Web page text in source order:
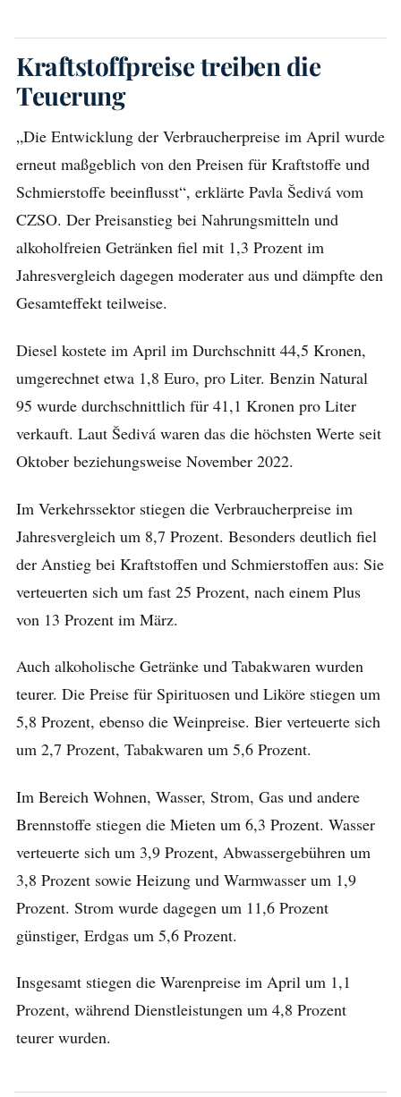
Kraftstoffpreise treiben die
Teuerung
„Die Entwicklung der Verbraucherpreise im April wurde
erneut maßgeblich von den Preisen für Kraftstoffe und
Schmierstoffe beeinflusst“, erklärte Pavla Šedivá vom
CZSO. Der Preisanstieg bei Nahrungsmitteln und
alkoholfreien Getränken fiel mit 1,3 Prozent im
Jahresvergleich dagegen moderater aus und dämpfte den
Gesamteffekt teilweise.
Diesel kostete im April im Durchschnitt 44,5 Kronen,
umgerechnet etwa 1,8 Euro, pro Liter. Benzin Natural
95 wurde durchschnittlich für 41,1 Kronen pro Liter
verkauft. Laut Šedivá waren das die höchsten Werte seit
Oktober beziehungsweise November 2022.
Im Verkehrssektor stiegen die Verbraucherpreise im
Jahresvergleich um 8,7 Prozent. Besonders deutlich fiel
der Anstieg bei Kraftstoffen und Schmierstoffen aus: Sie
verteuerten sich um fast 25 Prozent, nach einem Plus
von 13 Prozent im März.
Auch alkoholische Getränke und Tabakwaren wurden
teurer. Die Preise für Spirituosen und Liköre stiegen um
5,8 Prozent, ebenso die Weinpreise. Bier verteuerte sich
um 2,7 Prozent, Tabakwaren um 5,6 Prozent.
Im Bereich Wohnen, Wasser, Strom, Gas und andere
Brennstoffe stiegen die Mieten um 6,3 Prozent. Wasser
verteuerte sich um 3,9 Prozent, Abwassergebühren um
3,8 Prozent sowie Heizung und Warmwasser um 1,9
Prozent. Strom wurde dagegen um 11,6 Prozent
günstiger, Erdgas um 5,6 Prozent.
Insgesamt stiegen die Warenpreise im April um 1,1
Prozent, während Dienstleistungen um 4,8 Prozent
teurer wurden.